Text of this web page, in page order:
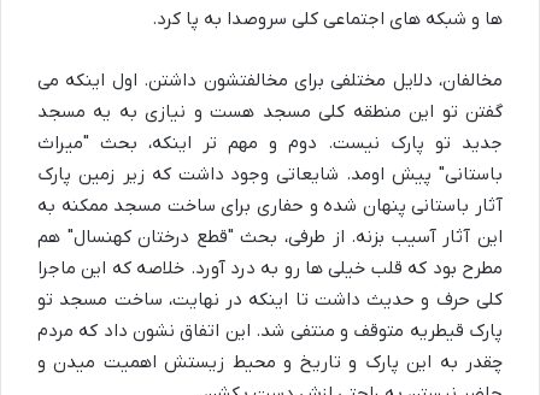
ها و شبکه های اجتماعی کلی سروصدا به پا کرد.
مخالفان، دلایل مختلفی برای مخالفتشون داشتن. اول اینکه می
گفتن تو این منطقه کلی مسجد هست و نیازی به یه مسجد
جدید تو پارک نیست. دوم و مهم تر اینکه، بحث "میراث
باستانی" پیش اومد. شایعاتی وجود داشت که زیر زمین پارک
آثار باستانی پنهان شده و حفاری برای ساخت مسجد ممکنه به
این آثار آسیب بزنه. از طرفی، بحث "قطع درختان کهنسال" هم
مطرح بود که قلب خیلی ها رو به درد آورد. خلاصه که این ماجرا
کلی حرف و حدیث داشت تا اینکه در نهایت، ساخت مسجد تو
پارک قیطریه متوقف و منتفی شد. این اتفاق نشون داد که مردم
چقدر به این پارک و تاریخ و محیط زیستش اهمیت میدن و